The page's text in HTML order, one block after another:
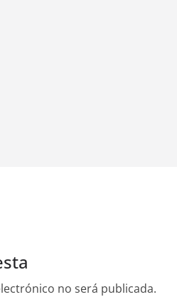
no será publicada.